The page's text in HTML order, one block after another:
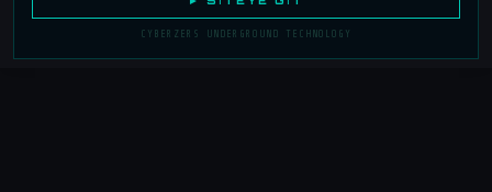
CYBERZERS UNDERGROUND TECHNOLOGY